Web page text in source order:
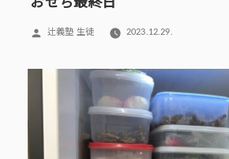
おせち最終日
投
辻義塾 生徒 2023.12.29.